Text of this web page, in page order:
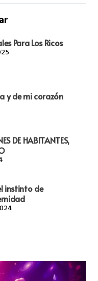
Para Los Ricos
y de mi corazón
DE HABITANTES,
instinto de